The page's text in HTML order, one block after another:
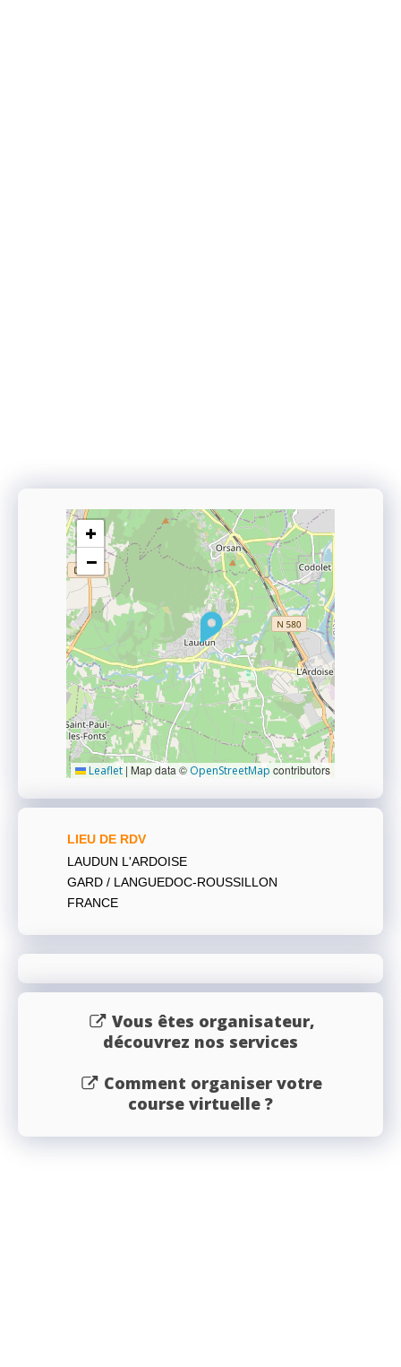
+
−
Leaflet | Map data ©OpenStreetMap contributors
LIEU DE RDV
LAUDUN L'ARDOISE
GARD / LANGUEDOC-ROUSSILLON
FRANCE
Vous êtes organisateur,
découvrez nos services
Comment organiser votre
course virtuelle ?